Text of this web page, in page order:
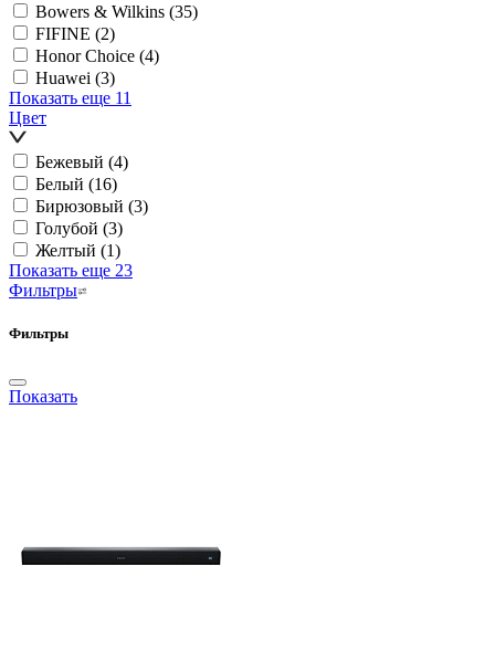
Bowers & Wilkins (35)
FIFINE (2)
Honor Choice (4)
Huawei (3)
Показать еще 11
Цвет
Бежевый (4)
Белый (16)
Бирюзовый (3)
Голубой (3)
Желтый (1)
Показать еще 23
Фильтры
Фильтры
Показать